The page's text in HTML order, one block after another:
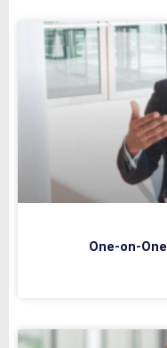
18 سؤال برتر جلسات یک به یک (One-on-One